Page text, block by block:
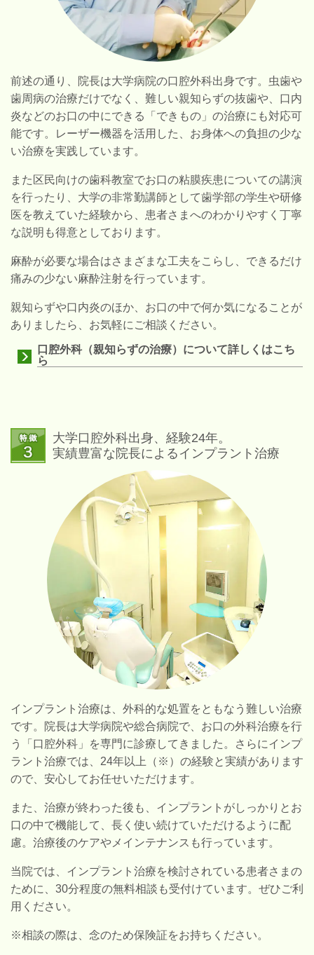
前述の通り、院長は大学病院の口腔外科出身です。虫歯や
歯周病の治療だけでなく、難しい親知らずの抜歯や、口内
炎などのお口の中にできる「できもの」の治療にも対応可
能です。レーザー機器を活用した、お身体への負担の少な
い治療を実践しています。
また区民向けの歯科教室でお口の粘膜疾患についての講演
を行ったり、大学の非常勤講師として歯学部の学生や研修
医を教えていた経験から、患者さまへのわかりやすく丁寧
な説明も得意としております。
麻酔が必要な場合はさまざまな工夫をこらし、できるだけ
痛みの少ない麻酔注射を行っています。
親知らずや口内炎のほか、お口の中で何か気になることが
ありましたら、お気軽にご相談ください。
口腔外科（親知らずの治療）について詳しくはこち
ら
大学口腔外科出身、経験24年。
実績豊富な院長によるインプラント治療
インプラント治療は、外科的な処置をともなう難しい治療
です。院長は大学病院や総合病院で、お口の外科治療を行
う「口腔外科」を専門に診療してきました。さらにインプ
ラント治療では、24年以上（※）の経験と実績があります
ので、安心してお任せいただけます。
また、治療が終わった後も、インプラントがしっかりとお
口の中で機能して、長く使い続けていただけるように配
慮。治療後のケアやメインテナンスも行っています。
当院では、インプラント治療を検討されている患者さまの
ために、30分程度の無料相談も受付けています。ぜひご利
用ください。
※相談の際は、念のため保険証をお持ちください。